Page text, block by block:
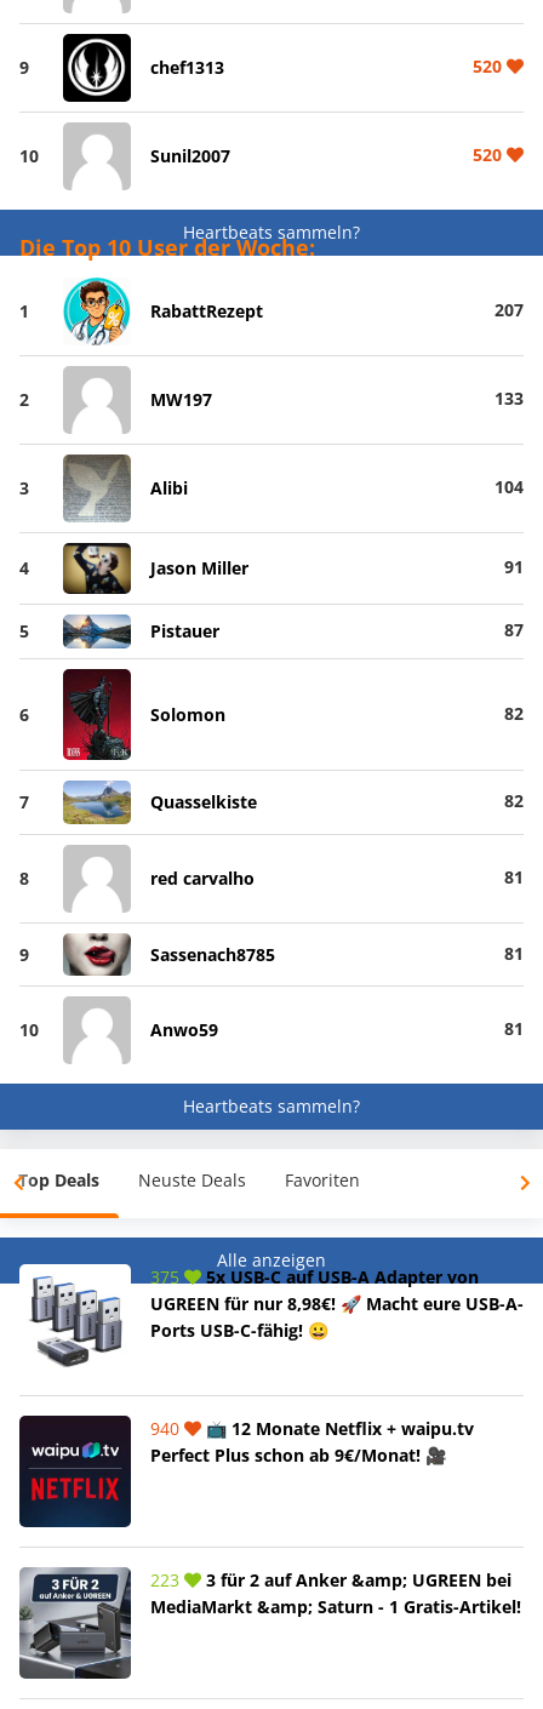
9 chef1313 520
10 Sunil2007 520
Heartbeats sammeln?
Die Top 10 User der Woche:
1 RabattRezept 207
2 MW197 133
3 Alibi 104
4 Jason Miller 91
5 Pistauer 87
6 Solomon 82
7 Quasselkiste 82
8 red carvalho 81
9 Sassenach8785 81
10 Anwo59 81
Heartbeats sammeln?
Top Deals Neuste Deals Favoriten
Alle anzeigen
375
5x USB-C auf USB-A Adapter von
UGREEN für nur 8,98€! 🚀 Macht eure USB-A-
Ports USB-C-fähig! 😀
940
📺 12 Monate Netflix + waipu.tv
Perfect Plus schon ab 9€/Monat! 🎥
223
3 für 2 auf Anker &amp; UGREEN bei
MediaMarkt &amp; Saturn - 1 Gratis-Artikel!